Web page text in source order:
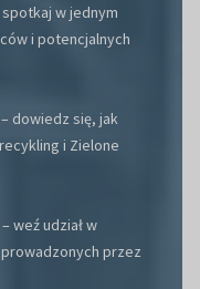
spotkaj w jednym
i potencjalnych
– dowiedz się, jak
i Zielone
– weź udział w
przez